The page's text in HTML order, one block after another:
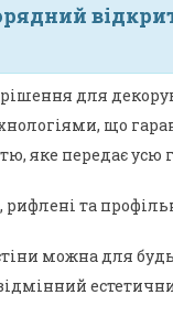
для
що
передає усю
рифлені та
можна для